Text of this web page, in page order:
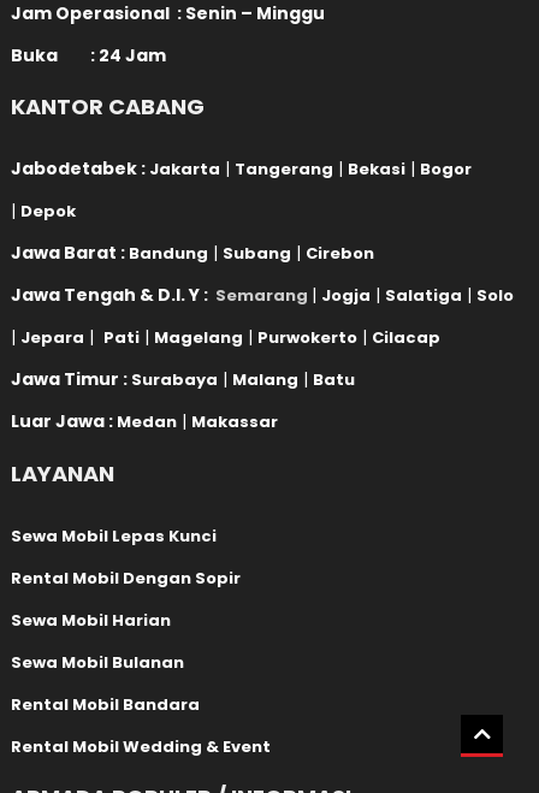
Jam Operasional : Senin – Minggu
Buka : 24 Jam
KANTOR CABANG
Jabodetabek : Jakarta | Tangerang | Bekasi | Bogor
| Depok
Jawa Barat : Bandung | Subang | Cirebon
Jawa Tengah & D.I. Y : Semarang | Jogja | Salatiga | Solo
| Jepara | Pati | Magelang | Purwokerto | Cilacap
Jawa Timur : Surabaya | Malang | Batu
Luar Jawa : Medan | Makassar
LAYANAN
Sewa Mobil Lepas Kunci
Rental Mobil Dengan Sopir
Sewa Mobil Harian
Sewa Mobil Bulanan
Rental Mobil Bandara
Rental Mobil Wedding & Event